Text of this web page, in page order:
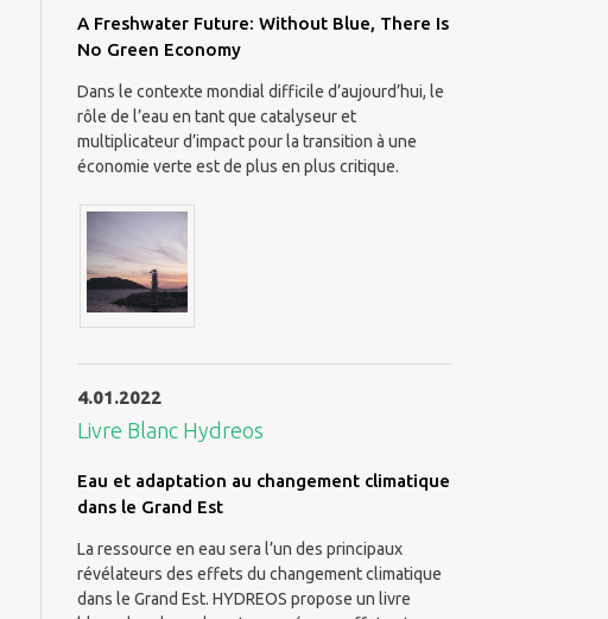
A Freshwater Future: Without Blue, There Is
No Green Economy
Dans le contexte mondial difficile d’aujourd’hui, le
rôle de l’eau en tant que catalyseur et
multiplicateur d’impact pour la transition à une
économie verte est de plus en plus critique.
4.01.2022
Livre Blanc Hydreos
Eau et adaptation au changement climatique
dans le Grand Est
La ressource en eau sera l’un des principaux
révélateurs des effets du changement climatique
dans le Grand Est. HYDREOS propose un livre